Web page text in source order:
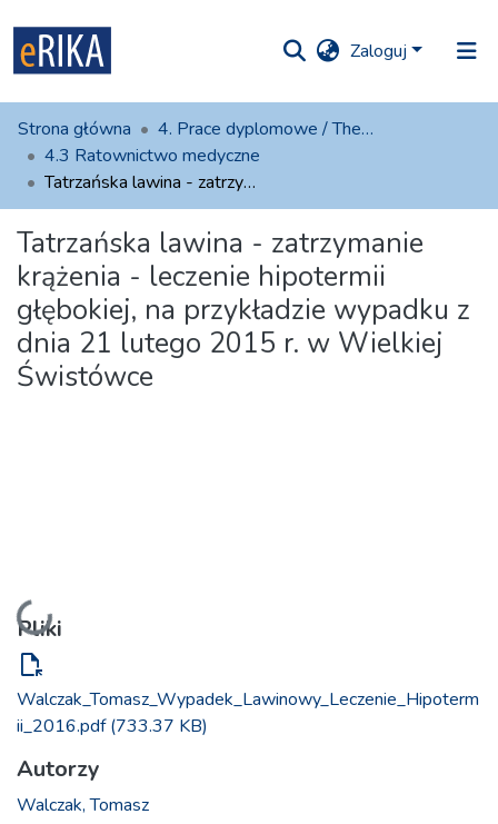
Zaloguj
i
Informacja
Dla autorów
Pomoc
Kontakt
Strona główna
4. Prace dyplomowe / Thesies
4.3 Ratownictwo medyczne
Tatrzańska lawina - zatrzymanie krążenia - leczenie hipotermii głębokiej, na przykładzie wypadku z dnia 21 lutego 2015 r. w Wielkiej Świstówce
Tatrzańska lawina - zatrzymanie
krążenia - leczenie hipotermii
głębokiej, na przykładzie wypadku z
dnia 21 lutego 2015 r. w Wielkiej
Świstówce
Ładowanie...
Pliki
file_open
Walczak_Tomasz_Wypadek_Lawinowy_Leczenie_Hipoterm
ii_2016.pdf(733.37 KB)
Autorzy
Walczak, Tomasz